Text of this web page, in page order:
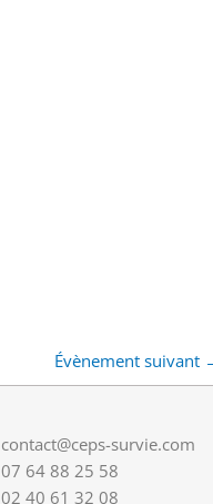
Évènement suivant
contact@ceps-survie.com
07 64 88 25 58
02 40 61 32 08